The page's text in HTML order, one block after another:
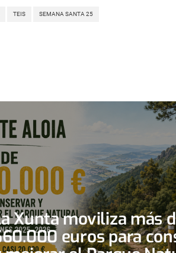
TEIS SEMANA SANTA 25
Xunta moviliza más
euros para